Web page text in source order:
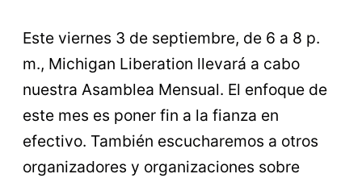
Este viernes 3 de septiembre, de 6 a 8 p.
m., Michigan Liberation llevará a cabo
nuestra Asamblea Mensual. El enfoque de
este mes es poner fin a la fianza en
efectivo. También escucharemos a otros
organizadores y organizaciones sobre